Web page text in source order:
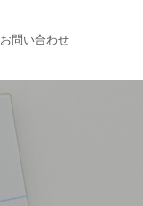
お問い合わせ